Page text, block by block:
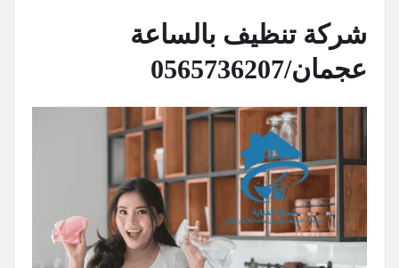
شركة تنظيف بالساعة
عجمان/0565736207